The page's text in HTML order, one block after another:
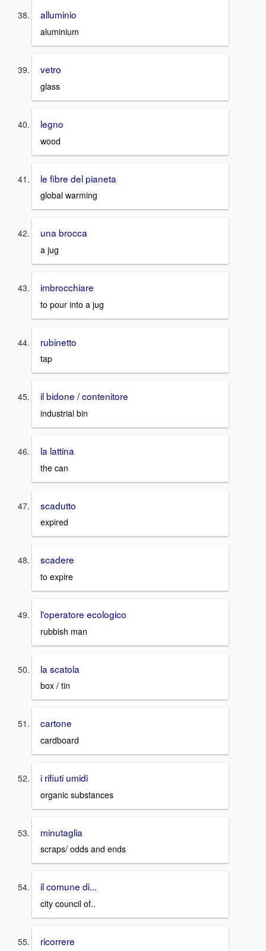
alluminio
aluminium
vetro
glass
legno
wood
le fibre del pianeta
global warming
una brocca
a jug
imbrocchiare
to pour into a jug
rubinetto
tap
il bidone / contenitore
industrial bin
la lattina
the can
scadutto
expired
scadere
to expire
l'operatore ecologico
rubbish man
la scatola
box / tin
cartone
cardboard
i rifiuti umidi
organic substances
minutaglia
scraps/ odds and ends
il comune di...
city council of..
ricorrere